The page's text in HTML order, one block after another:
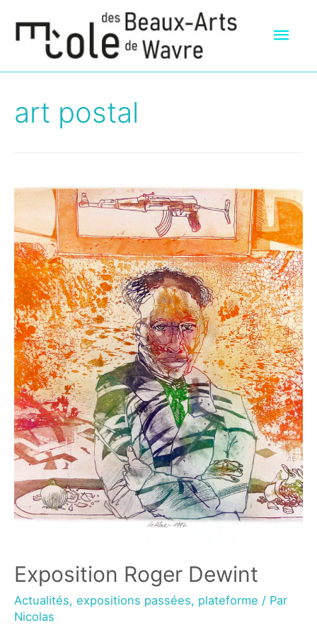
art postal
Exposition Roger Dewint
Actualités, expositions passées, plateforme / Par
Nicolas